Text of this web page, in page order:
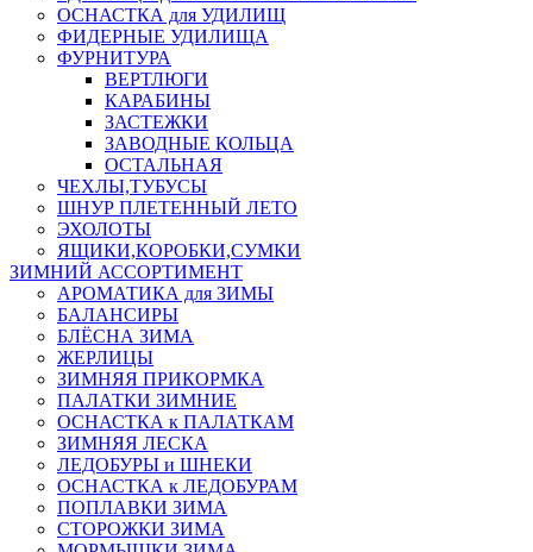
ОСНАСТКА для УДИЛИЩ
ФИДЕРНЫЕ УДИЛИЩА
ФУРНИТУРА
ВЕРТЛЮГИ
КАРАБИНЫ
ЗАСТЕЖКИ
ЗАВОДНЫЕ КОЛЬЦА
ОСТАЛЬНАЯ
ЧЕХЛЫ,ТУБУСЫ
ШНУР ПЛЕТЕННЫЙ ЛЕТО
ЭХОЛОТЫ
ЯЩИКИ,КОРОБКИ,СУМКИ
ЗИМНИЙ АССОРТИМЕНТ
АРОМАТИКА для ЗИМЫ
БАЛАНСИРЫ
БЛЁСНА ЗИМА
ЖЕРЛИЦЫ
ЗИМНЯЯ ПРИКОРМКА
ПАЛАТКИ ЗИМНИЕ
ОСНАСТКА к ПАЛАТКАМ
ЗИМНЯЯ ЛЕСКА
ЛЕДОБУРЫ и ШНЕКИ
ОСНАСТКА к ЛЕДОБУРАМ
ПОПЛАВКИ ЗИМА
СТОРОЖКИ ЗИМА